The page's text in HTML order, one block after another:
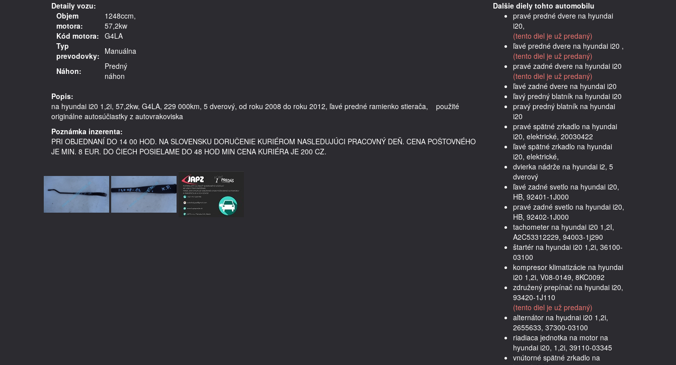
Detaily vozu:
Objem
motora:
1248ccm,
57,2kw
Kód motora: G4LA
Typ
prevodovky: Manuálna
Náhon:
Predný
náhon
Popis:
na hyundai i20 1,2i, 57,2kw, G4LA, 229 000km, 5 dverový, od roku 2008 do roku 2012, ľavé predné ramienko stierača,    použité
Poznámka inzerenta:
PRI OBJEDNANÍ DO 14 00 HOD. NA SLOVENSKU DORUČENIE KURIÉROM NASLEDUJÚCI PRACOVNÝ DEŇ. CENA POŠTOVNÉHO
JE MIN. 8 EUR. DO ČIECH POSIELAME DO 48 HOD MIN CENA KURIÉRA JE 200 CZ.
Dalšie diely tohto automobilu
pravé predné dvere na hyundai
i20,
(tento diel je už predaný)
ľavé predné dvere na hyundai i20 ,
(tento diel je už predaný)
pravé zadné dvere na hyundai i20
(tento diel je už predaný)
ľavé zadné dvere na hyundai i20
ľavý predný blatník na hyundai i20
pravý predný blatník na hyundai
i20
pravé spätné zrkadlo na hyundai
i20, elektrické, 20030422
ľavé spätné zrkadlo na hyundai
i20, elektrické,
dvierka nádrže na hyundai i2, 5
dverový
ľavé zadné svetlo na hyundai i20,
HB, 92401-1J000
pravé zadné svetlo na hyundai i20,
HB, 92402-1J000
tachometer na hyundai i20 1,2I,
A2C53312229, 94003-1j290
štartér na hyundai i20 1,2i, 36100-
03100
kompresor klimatizácie na hyundai
i20 1,2i, V08-0149, 8KC0092
združený prepínač na hyundai i20,
93420-1J110
(tento diel je už predaný)
alternátor na hyudnai i20 1,2i,
2655633, 37300-03100
riadiaca jednotka na motor na
hyundai i20, 1,2i, 39110-03345
vnútorné spätné zrkadlo na